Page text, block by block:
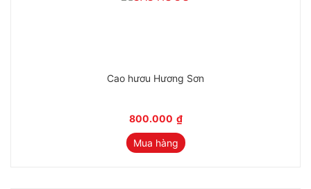
Cao hươu Hương Sơn
800.000 ₫
Mua hàng